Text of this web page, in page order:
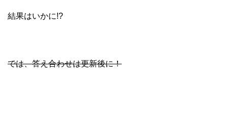
結果はいかに!?
では、答え合わせは更新後に！